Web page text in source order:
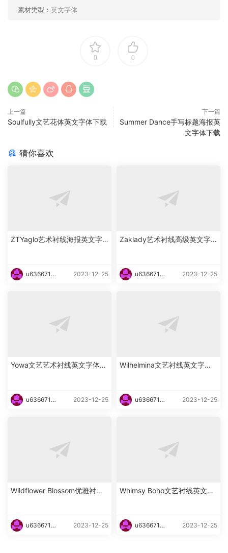
素材类型： 英文字体
0 0
上一篇
Soulfully文艺花体英文字体下载
下一篇
Summer Dance手写标题海报英
文字体下载
猜你喜欢
ZTYaglo艺术衬线海报英文字
u6366719
2023-12-25
Zaklady艺术衬线高级英文字
u6366719
2023-12-25
Yowa文艺艺术衬线英文字体下
u6366719
2023-12-25
Wilhelmina文艺衬线英文字体
u6366719
2023-12-25
Wildflower Blossom优雅衬线
u6366719
2023-12-25
Whimsy Boho文艺衬线英文字
u6366719
2023-12-25